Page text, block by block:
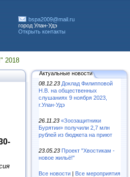
bspa2009@mail.ru
город Улан-Удэ
Открыть контакты
2018
Актуальные новости
08.12.23 Доклад Филипповой
Н.В. на общественных
слушаниях 9 ноября 2023,
г.Улан-Удэ
26.11.23 «Зooзaщитники
Бypятии» пoлyчили 2,7 млн
pyблeй из бюджeтa нa пpиют
23.05.23 Проект "Хвостикам -
новое жильё!"
Все новости | Все мероприятия